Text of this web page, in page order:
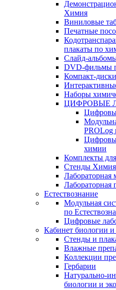
Химия
Виниловые
Печатные
плакаты по
Слайд-
DVD-фильмы
Компакт-
Наборы
ЦИФРОВЫЕ
PROLog
химии
Комплекты
Стенды Химия
Лабораторная
Лабораторная
Естествознание
Модульная
по
Цифровые
Кабинет биологии и
Стенды и
Влажные
Коллекции
Гербарии
Натурально-
биологии и